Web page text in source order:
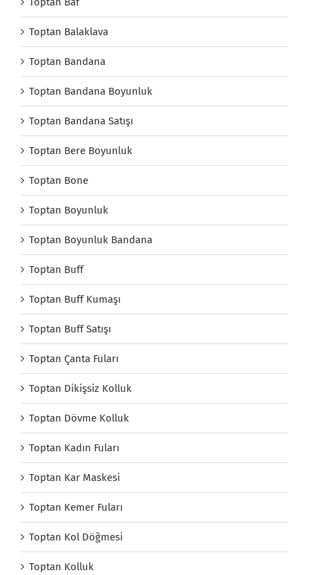
Toptan Balaklava
Toptan Bandana
Toptan Bandana Boyunluk
Toptan Bandana Satışı
Toptan Bere Boyunluk
Toptan Bone
Toptan Boyunluk
Toptan Boyunluk Bandana
Toptan Buff
Toptan Buff Kumaşı
Toptan Buff Satışı
Toptan Çanta Fuları
Toptan Dikişsiz Kolluk
Toptan Dövme Kolluk
Toptan Kadın Fuları
Toptan Kar Maskesi
Toptan Kemer Fuları
Toptan Kol Döğmesi
Toptan Kolluk